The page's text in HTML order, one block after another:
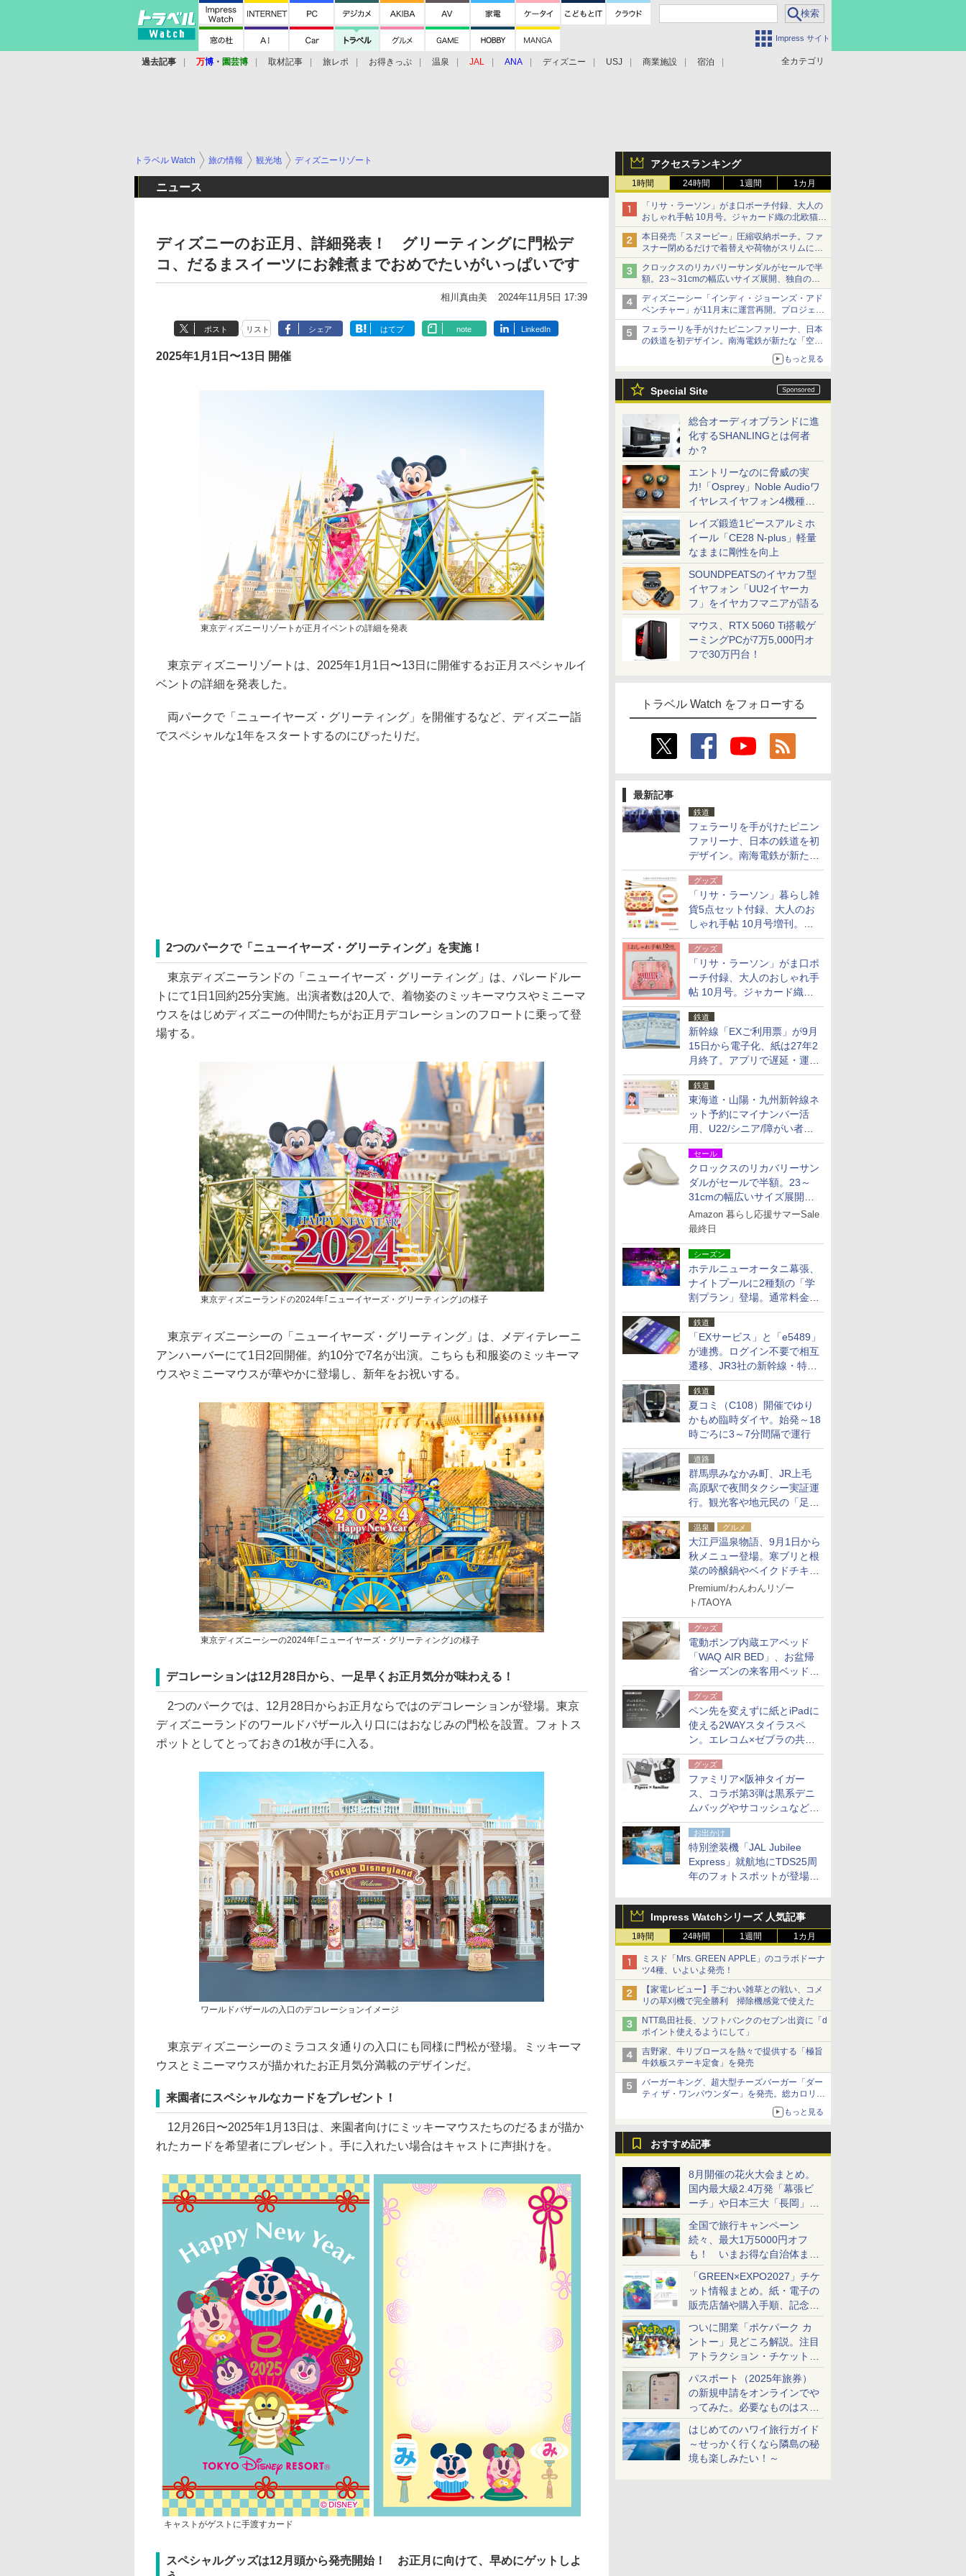
Impress サイト
全カテゴリ
過去記事 万博 ・ 園芸博 取材記事 旅レポ お得きっぷ 温泉 JAL ANA ディズニー USJ 商業施設 宿泊
アクセスランキング
1時間 24時間 1週間 1カ月
「リサ・ラーソン」がま口ポーチ付録、大人の
おしゃれ手帖 10月号。ジャカード織の北欧猫デ
ザイン
本日発売「スヌーピー」圧縮収納ポーチ。ファ
スナー閉めるだけで着替えや荷物がスリムにま
とまる
クロックスのリカバリーサンダルがセールで半
額。23～31cmの幅広いサイズ展開、独自のク
ッション素材を採用
ディズニーシー「インディ・ジョーンズ・アド
ベンチャー」が11月末に運営再開。プロジェク
ションマッピングを追加、DPAは1500円
フェラーリを手がけたピニンファリーナ、日本
の鉄道を初デザイン。南海電鉄が新たな「空港
もっと見る
Special Site
総合オーディオブランドに進
化するSHANLINGとは何者
か？
エントリーなのに脅威の実
力!「Osprey」Noble Audioワ
イヤレスイヤフォン4機種を
一気に聴く
レイズ鍛造1ピースアルミホ
イール「CE28 N-plus」軽量
なままに剛性を向上
SOUNDPEATSのイヤカフ型
イヤフォン「UU2イヤーカ
フ」をイヤカフマニアが語る
マウス、RTX 5060 Ti搭載ゲ
ーミングPCが7万5,000円オ
フで30万円台！
トラベル Watch をフォローする
最新記事
鉄道
フェラーリを手がけたピニン
ファリーナ、日本の鉄道を初
デザイン。南海電鉄が新たな
「空港特急」をなにわ筋線へ
導入
グッズ
「リサ・ラーソン」暮らし雑
貨5点セット付録、大人のお
しゃれ手帖 10月号増刊。
USBケーブルや缶ケースなど
グッズ
「リサ・ラーソン」がま口ポ
ーチ付録、大人のおしゃれ手
帖 10月号。ジャカード織の
北欧猫デザイン
鉄道
新幹線「EXご利用票」が9月
15日から電子化、紙は27年2
月終了。アプリで遅延・運休
も確認可能に
鉄道
東海道・山陽・九州新幹線ネ
ット予約にマイナンバー活
用、U22/シニア/障がい者割
を9月15日から発売
セール
クロックスのリカバリーサン
ダルがセールで半額。23～
31cmの幅広いサイズ展開、
独自のクッション素材を採用
Amazon 暮らし応援サマーSale
最終日
シーズン
ホテルニューオータニ幕張、
ナイトプールに2種類の「学
割プラン」登場。通常料金の
およそ半額でお得に夜活
鉄道
「EXサービス」と「e5489」
が連携。ログイン不要で相互
遷移、JR3社の新幹線・特急
予約をアプリで一括確認
鉄道
夏コミ（C108）開催でゆり
かもめ臨時ダイヤ。始発～18
時ごろに3～7分間隔で運行
道路
群馬県みなかみ町、JR上毛
高原駅で夜間タクシー実証運
行。観光客や地元民の「足が
ない」課題解消へ、木金土に
2台体制
温泉 グルメ
大江戸温泉物語、9月1日から
秋メニュー登場。寒ブリと根
菜の吟醸鍋やベイクドチキ
ン、ショコラ＆栗スイーツも
食べ放題に
Premium/わんわんリゾー
ト/TAOYA
グッズ
電動ポンプ内蔵エアベッド
「WAQ AIR BED」、お盆帰
省シーズンの来客用ベッドに
も。使用後は収納バッグでコ
ンパクトに保管
グッズ
ペン先を変えずに紙とiPadに
使える2WAYスタイラスペ
ン。エレコム×ゼブラの共同
開発
グッズ
ファミリア×阪神タイガー
ス、コラボ第3弾は黒系デニ
ムバッグやサコッシュなど6
点。8月21日オンラインスト
アで発売
お出かけ
特別塗装機「JAL Jubilee
Express」就航地にTDS25周
年のフォトスポットが登場。
Impress Watchシリーズ 人気記事
1時間 24時間 1週間 1カ月
ミスド「Mrs. GREEN APPLE」のコラボドーナ
ツ4種、いよいよ発売！
【家電レビュー】手ごわい雑草との戦い、コメ
リの草刈機で完全勝利 掃除機感覚で使えた
NTT島田社長、ソフトバンクのセブン出資に「d
ポイント使えるようにして」
吉野家、牛リブロースを熱々で提供する「極旨
牛鉄板ステーキ定食」を発売
バーガーキング、超大型チーズバーガー「ダー
ティ ザ・ワンパウンダー」を発売。総カロリー
もっと見る
おすすめ記事
8月開催の花火大会まとめ。
国内最大級2.4万発「幕張ビ
ーチ」や日本三大「長岡」な
ど大型イベント目白押し！
全国で旅行キャンペーン
続々、最大1万5000円オフ
も！ いまお得な自治体まと
め
「GREEN×EXPO2027」チケ
ット情報まとめ。紙・電子の
販売店舗や購入手順、記念チ
ケットも解説
ついに開業「ポケパーク カ
ントー」見どころ解説。注目
アトラクション・チケット手
配・来場前に必要な準備は？
パスポート（2025年旅券）
の新規申請をオンラインでや
ってみた。必要なものはスマ
ホとマイナカードのみ
はじめてのハワイ旅行ガイド
～せっかく行くなら隣島の秘
境も楽しみたい！～
トラベル Watch 旅の情報 観光地 ディズニーリゾート
ニュース
ディズニーのお正月、詳細発表！ グリーティングに門松デ
コ、だるまスイーツにお雑煮までおめでたいがいっぱいです
相川真由美 2024年11月5日 17:39
ポスト リスト シェア はてブ note LinkedIn
2025年1月1日〜13日 開催
東京ディズニーリゾートが正月イベントの詳細を発表
東京ディズニーリゾートは、2025年1月1日〜13日に開催するお正月スペシャルイ
ベントの詳細を発表した。
両パークで「ニューイヤーズ・グリーティング」を開催するなど、ディズニー詣
でスペシャルな1年をスタートするのにぴったりだ。
2つのパークで「ニューイヤーズ・グリーティング」を実施！
東京ディズニーランドの「ニューイヤーズ・グリーティング」は、パレードルー
トにて1日1回約25分実施。出演者数は20人で、着物姿のミッキーマウスやミニーマ
ウスをはじめディズニーの仲間たちがお正月デコレーションのフロートに乗って登
場する。
東京ディズニーランドの2024年｢ニューイヤーズ・グリーティング｣の様子
東京ディズニーシーの「ニューイヤーズ・グリーティング」は、メディテレーニ
アンハーバーにて1日2回開催。約10分で7名が出演。こちらも和服姿のミッキーマ
ウスやミニーマウスが華やかに登場し、新年をお祝いする。
東京ディズニーシーの2024年｢ニューイヤーズ・グリーティング｣の様子
デコレーションは12月28日から、一足早くお正月気分が味わえる！
2つのパークでは、12月28日からお正月ならではのデコレーションが登場。東京
ディズニーランドのワールドバザール入り口にはおなじみの門松を設置。フォトス
ポットとしてとっておきの1枚が手に入る。
ワールドバザールの入口のデコレーションイメージ
東京ディズニーシーのミラコスタ通りの入口にも同様に門松が登場。ミッキーマ
ウスとミニーマウスが描かれたお正月気分満載のデザインだ。
来園者にスペシャルなカードをプレゼント！
12月26日〜2025年1月13日は、来園者向けにミッキーマウスたちのだるまが描か
れたカードを希望者にプレゼント。手に入れたい場合はキャストに声掛けを。
キャストがゲストに手渡すカード
スペシャルグッズは12月頭から発売開始！ お正月に向けて、早めにゲットしよ